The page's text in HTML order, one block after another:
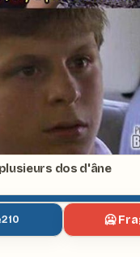
dos d'âne
210 🥶